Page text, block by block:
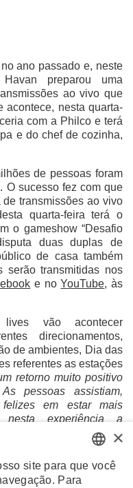
ano passado e, neste
preparou uma
ao vivo que
acontece, nesta quarta-
com a Philco e terá
e do chef de cozinha,
de pessoas foram
O sucesso fez com que
transmissões ao vivo
quarta-feira terá o
o gameshow “Desafio
duas duplas de
de casa também
serão transmitidas nos
e noYouTube, às
vão acontecer
direcionamentos,
de ambientes, Dia das
referentes as estações
retorno muito positivo
pessoas assistiam,
felizes em estar mais
experiência a
direto com o público e
resultados
”, afirma o
PORTUGUESE
×
site para que você
Para